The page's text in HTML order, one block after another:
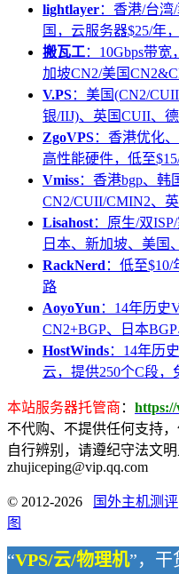
lightlayer：香港/台
国，云服务器$25/年
搬瓦工：10Gbps带
加坡CN2/美国
V.PS：美国(CN2/
银/IIJ)、英国CUII、
ZgoVPS：香港优化
高性能硬件，低至
Vmiss：香港bgp、韩
CN2/CUII/CMIN2、
Lisahost：原生/双
日本、新加坡、美国
RackNerd ：低至
路
AoyoYun ：14年历史
CN2+BGP、日本
HostWinds：14年历
云，提供250个C段，
本站服务器托管商 ：
不代购、不提供任何支持
自行辨别，请遵纪守法文明
zhujiceping@vip.qq.com
© 2012-2026 国外主机测评
图
“VPS/云/物理机”，干